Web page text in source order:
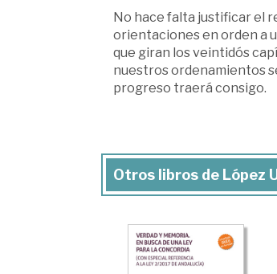
No hace falta justificar el
orientaciones en orden a
que giran los veintidós
nuestros ordenamientos
progreso traerá consigo.
Otros libros de López